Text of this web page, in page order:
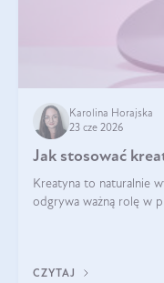
Karolina Horajska
23 cze 2026
Jak stosować
Kreatyna to naturalnie
odgrywa ważną rolę w
CZYTAJ